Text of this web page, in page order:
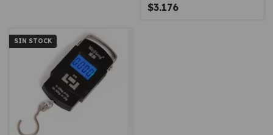
$3.176
SIN STOCK